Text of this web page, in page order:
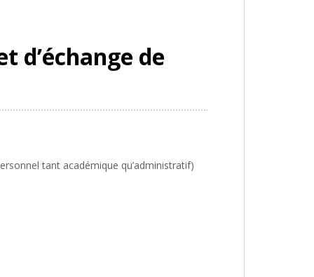
d’échange de
tant académique qu’administratif)